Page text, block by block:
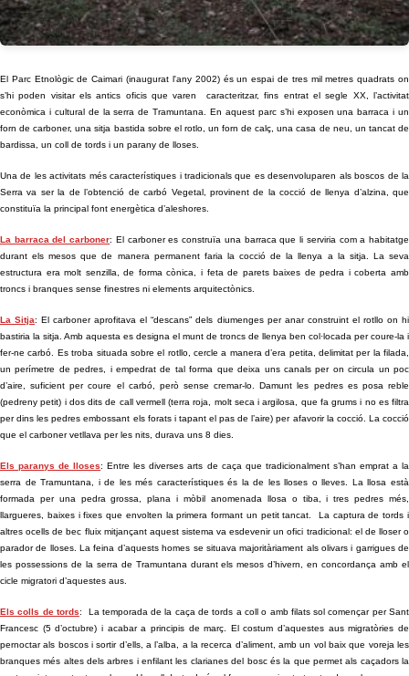
El Parc Etnològic de Caimari (inaugurat l'any 2002) és un espai de tres mil metres quadrats on
s’hi poden visitar els antics oficis que varen caracteritzar, fins entrat el segle XX, l’activitat
econòmica i cultural de la serra de Tramuntana. En aquest parc s’hi exposen una barraca i un
forn de carboner, una sitja bastida sobre el rotlo, un forn de calç, una casa de neu, un tancat de
bardissa, un coll de tords i un parany de lloses.
Una de les activitats més característiques i tradicionals que es desenvoluparen als boscos de la
Serra va ser la de l’obtenció de carbó Vegetal, provinent de la cocció de llenya d’alzina, que
constituïa la principal font energètica d’aleshores.
La barraca del carboner: El carboner es construïa una barraca que li serviria com a habitatge
durant els mesos que de manera permanent faria la cocció de la llenya a la sitja. La seva
estructura era molt senzilla, de forma cònica, i feta de parets baixes de pedra i coberta amb
troncs i branques sense finestres ni elements arquitectònics.
La Sitja: El carboner aprofitava el “descans” dels diumenges per anar construint el rotllo on hi
bastiria la sitja. Amb aquesta es designa el munt de troncs de llenya ben col·locada per coure-la i
fer-ne carbó. Es troba situada sobre el rotllo, cercle a manera d’era petita, delimitat per la filada,
un perímetre de pedres, i empedrat de tal forma que deixa uns canals per on circula un poc
d’aire, suficient per coure el carbó, però sense cremar-lo. Damunt les pedres es posa reble
(pedreny petit) i dos dits de call vermell (terra roja, molt seca i argilosa, que fa grums i no es filtra
per dins les pedres embossant els forats i tapant el pas de l’aire) per afavorir la cocció. La cocció
que el carboner vetllava per les nits, durava uns 8 dies.
Els paranys de lloses: Entre les diverses arts de caça que tradicionalment s’han emprat a la
serra de Tramuntana, i de les més característiques és la de les lloses o lleves. La llosa està
formada per una pedra grossa, plana i mòbil anomenada llosa o tiba, i tres pedres més,
llargueres, baixes i fixes que envolten la primera formant un petit tancat. La captura de tords i
altres ocells de bec fluix mitjançant aquest sistema va esdevenir un ofici tradicional: el de lloser o
parador de lloses. La feina d’aquests homes se situava majoritàriament als olivars i garrigues de
les possessions de la serra de Tramuntana durant els mesos d’hivern, en concordança amb el
cicle migratori d’aquestes aus.
Els colls de tords:
La temporada de la caça de tords a coll o amb filats sol començar per Sant
Francesc (5 d’octubre) i acabar a principis de març. El costum d’aquestes aus migratòries de
pernoctar als boscos i sortir d’ells, a l’alba, a la recerca d’aliment, amb un vol baix que voreja les
branques més altes dels arbres i enfilant les clarianes del bosc és la que permet als caçadors la